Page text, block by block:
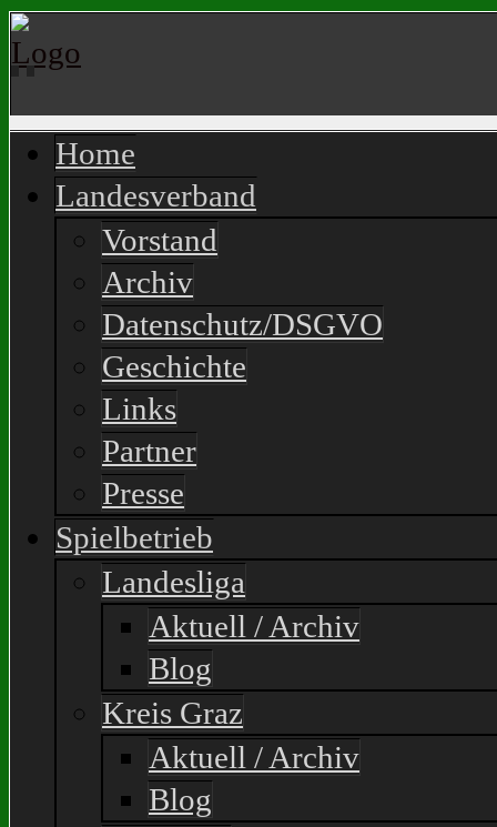
Home
Landesverband
Vorstand
Archiv
Datenschutz/DSGVO
Geschichte
Links
Partner
Presse
Spielbetrieb
Landesliga
Aktuell / Archiv
Blog
Kreis Graz
Aktuell / Archiv
Blog